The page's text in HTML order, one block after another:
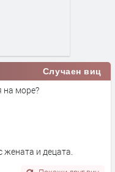
Случаен виц
на море?
жената и децата.